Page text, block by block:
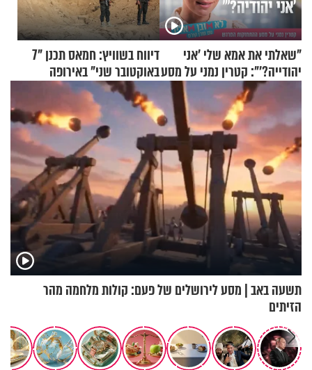
"שאלתי את אמא שלי 'אני
יהודייה?'": קטרין נמני על מסע
ההתחזקות המרגש
דיווח בשוויץ: חמאס תכנן "7
באוקטובר שני" באירופה
תשעה באב | מסע לירושלים של פעם: קולות מלחמה מהר
הזיתים